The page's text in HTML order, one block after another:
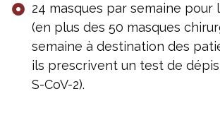
24 masques par semaine pour
(en plus des 50 masques
semaine à destination des
ils prescrivent un test de
S-CoV-2).